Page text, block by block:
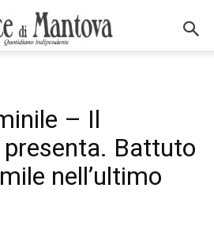
– Il
Battuto
nell’ultimo